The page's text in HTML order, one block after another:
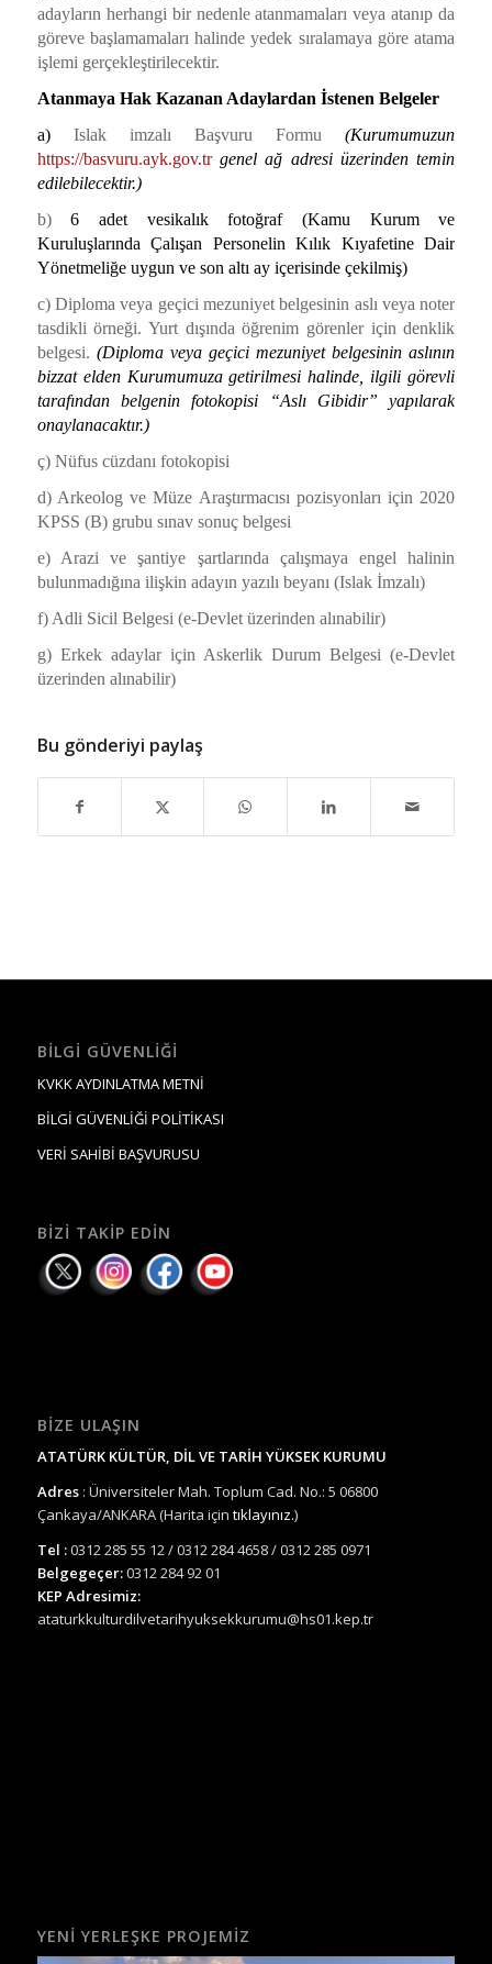
adayların herhangi bir nedenle atanmamaları veya atanıp da
göreve başlamamaları halinde yedek sıralamaya göre atama
işlemi gerçekleştirilecektir.
Atanmaya Hak Kazanan Adaylardan İstenen Belgeler
a) Islak imzalı Başvuru Formu (Kurumumuzun
https://basvuru.ayk.gov.trgenel ağ adresi üzerinden temin
edilebilecektir.)
b)6 adet vesikalık fotoğraf (Kamu Kurum ve
Kuruluşlarında Çalışan Personelin Kılık Kıyafetine Dair
Yönetmeliğe uygun ve son altı ay içerisinde çekilmiş)
c) Diploma veya geçici mezuniyet belgesinin aslı veya noter
tasdikli örneği. Yurt dışında öğrenim görenler için denklik
belgesi. (Diploma veya geçici mezuniyet belgesinin aslının
bizzat elden Kurumumuza getirilmesi halinde, ilgili görevli
tarafından belgenin fotokopisi “Aslı Gibidir” yapılarak
onaylanacaktır.)
ç) Nüfus cüzdanı fotokopisi
d) Arkeolog ve Müze Araştırmacısı pozisyonları için 2020
KPSS (B) grubu sınav sonuç belgesi
e) Arazi ve şantiye şartlarında çalışmaya engel halinin
bulunmadığına ilişkin adayın yazılı beyanı (Islak İmzalı)
f) Adli Sicil Belgesi (e-Devlet üzerinden alınabilir)
g) Erkek adaylar için Askerlik Durum Belgesi (e-Devlet
üzerinden alınabilir)
Bu gönderiyi paylaş
BILGI GÜVENLIĞI
KVKK AYDINLATMA METNİ
BİLGİ GÜVENLİĞİ POLİTİKASI
VERİ SAHİBİ BAŞVURUSU
BIZI TAKIP EDIN
BIZE ULAŞIN
ATATÜRK KÜLTÜR, DİL VE TARİH YÜKSEK KURUMU
Adres : Üniversiteler Mah. Toplum Cad. No.: 5 06800
Çankaya/ANKARA (Harita için tıklayınız.)
Tel :0312 285 55 12 / 0312 284 4658 / 0312 285 0971
Belgegeçer:0312 284 92 01
KEP Adresimiz:
ataturkkulturdilvetarihyuksekkurumu@hs01.kep.tr
YENI YERLEŞKE PROJEMIZ